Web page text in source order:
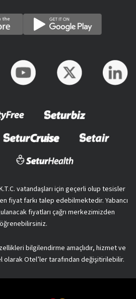
vatandaşları için geçerli olup tesisler
fiyat farkı talep edebilmektedir. Yabancı
fiyatları çağrı merkezimizden
öğrenebilirsiniz.
bilgilendirme amaçlıdır, hizmet ve
olarak Otel’ler tarafından değişitirilebilir.